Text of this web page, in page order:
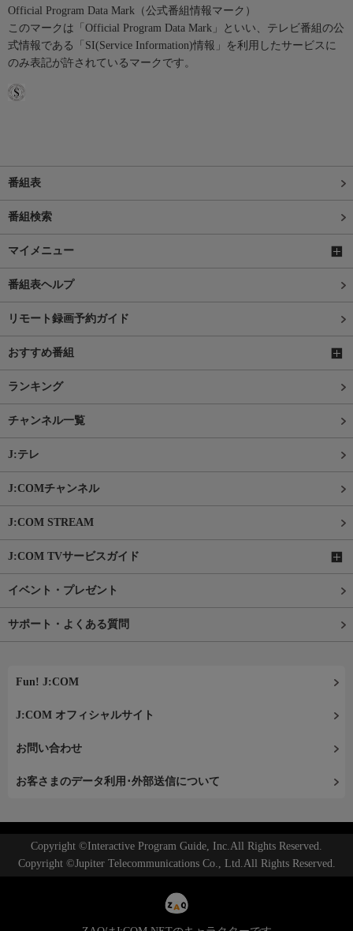
Official Program Data Mark（公式番組情報マーク）
このマークは「Official Program Data Mark」といい、テレビ番組の公
式情報である「SI(Service Information)情報」を利用したサービスに
のみ表記が許されているマークです。
番組表
番組検索
マイメニュー
番組表ヘルプ
リモート録画予約ガイド
おすすめ番組
ランキング
チャンネル一覧
J:テレ
J:COMチャンネル
J:COM STREAM
J:COM TVサービスガイド
イベント・プレゼント
サポート・よくある質問
Fun! J:COM
J:COM オフィシャルサイト
お問い合わせ
お客さまのデータ利用･外部送信について
Copyright ©Interactive Program Guide, Inc.All Rights Reserved.
Copyright ©Jupiter Telecommunications Co., Ltd.All Rights Reserved.